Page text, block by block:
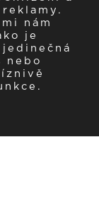
nám
je
nebo
lištu GDPR